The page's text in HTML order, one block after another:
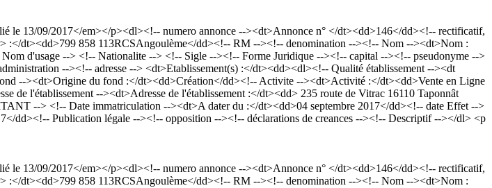
le 13/09/2017</em></p><dl><!-- numero annonce --><dt>Annonce n° </dt><dd>146</dd><!-- rectificatif,
:</dt><dd>799 858 113RCSAngoulème</dd><!-- RM --><!-- denomination --><!-- Nom --><dt>Nom :
d'usage --> <!-- Nationalite --> <!-- Sigle --><!-- Forme Juridique --><!-- capital --><!-- pseudonyme -->
--><!-- adresse --> <dt>Etablissement(s) :</dt><dd><dl><!-- Qualité établissement --><dt
--><dt>Origine du fond :</dt><dd>Création</dd><!-- Activite --><dt>Activité :</dt><dd>Vente en Ligne
de l'établissement --><dt>Adresse de l'établissement :</dt><dd> 235 route de Vitrac 16110 Taponnât
--> <!-- Date immatriculation --><dt>A dater du :</dt><dd>04 septembre 2017</dd><!-- date Effet -->
dd><!-- Publication légale --><!-- opposition --><!-- déclarations de creances --><!-- Descriptif --></dl> <p
le 13/09/2017</em></p><dl><!-- numero annonce --><dt>Annonce n° </dt><dd>146</dd><!-- rectificatif,
:</dt><dd>799 858 113RCSAngoulème</dd><!-- RM --><!-- denomination --><!-- Nom --><dt>Nom :